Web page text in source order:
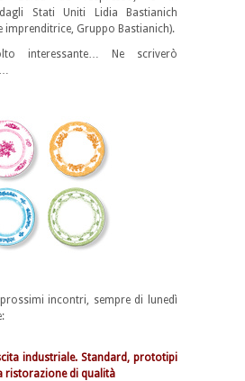
Stati Uniti Lidia Bastianich
imprenditrice, Gruppo Bastianich).
interessante… Ne scriverò
incontri, sempre di lunedì
industriale. Standard, prototipi
ristorazione di qualità